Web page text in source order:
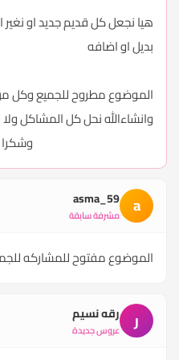
هيا نجعل كل قديم جديد او
بديل او اضافه
الموضوع مطروح للجميع وكل
وانشاءالله نحل كل المشاكل ولا
a
asma_59
مشرفة سابقة
الموضوع مفتوح للمشاركه
ر رقه نسيم
عروس جديدة